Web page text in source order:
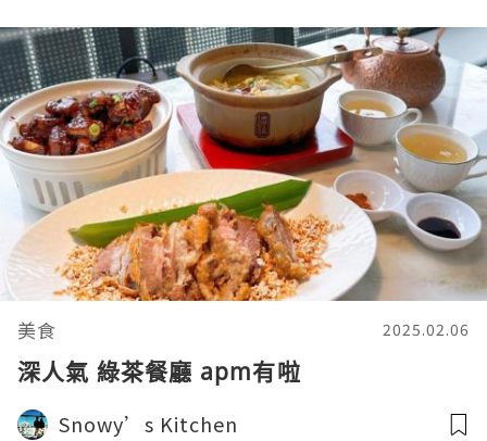
美食 2025.02.06
深人氣 綠茶餐廳 apm有啦
Snowy’s Kitchen